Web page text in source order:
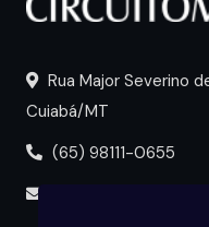
Rua Major Severino
Cuiabá/MT
(65) 98111-0655